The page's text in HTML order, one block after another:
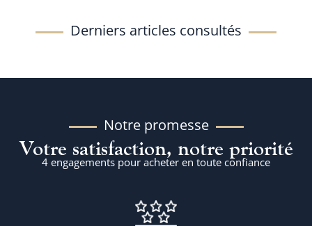
Derniers articles consultés
Notre promesse
Votre satisfaction, notre priorité
4 engagements pour acheter en toute confiance